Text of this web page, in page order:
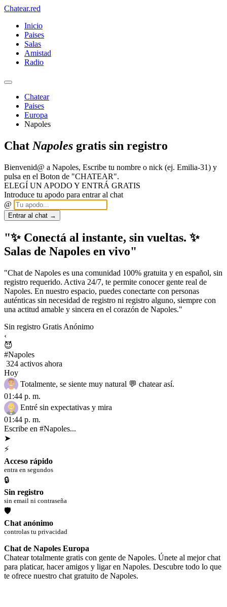
Chatear.red
Inicio
Paises
Salas
Amistad
Radio
Chatear
Paises
Europa
Napoles
Chat Napoles gratis sin registro
Bienvenid@ a Napoles, Escribe tu nombre o nick (ej. Emilia-31) y
pulsa en el Boton de "CHATEAR".
ELEGÍ UN APODO Y ENTRÁ GRATIS
Introduce tu apodo para entrar al chat
@
Entrar al chat →
"✨ Conectá al instante, sin vueltas. ✨
Salas de Napoles en vivo"
"Chat de Napoles es una comunidad 100% gratuita y en español, sin
registro requerido. Activa 24/7, te permite conocer gente real de
Napoles. En nuestro espacio, puedes conectarte con personas
auténticas sin necesidad de registro ni registro alguno, siempre con
una actitud amable y sincera en el corazón de Napoles."
Sin registro Gratis Anónimo
‹
😈
#Napoles
324 activos ahora
Hoy
Totalmente, se siente muy natural 💬 chatear así.
01:44 p. m.
Entré sin expectativas y mira
01:44 p. m.
Escribe en #Napoles...
➤
⚡
Acceso rápido
entra en segundos
🔒
Sin registro
sin email ni contraseña
🛡
Chat anónimo
controlas tu privacidad
Chat de Napoles Europa
Chatear totalmente gratis con gente de Napoles. Únete al mejor chat
para platicar, hacer amigos y ligar en Napoles. Descubre todo lo que
te ofrece nuestro chat gratuito de Napoles.